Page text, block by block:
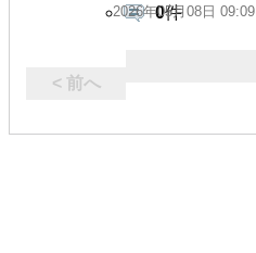
2026年05月08日 09:09
0件
< 前へ